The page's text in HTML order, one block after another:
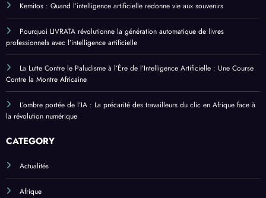
Kemitos : Quand l’intelligence artificielle redonne vie aux souvenirs
Pourquoi LIVRATA révolutionne la génération automatique de livres
professionnels avec l’intelligence artificielle
La Lutte Contre le Paludisme à l’Ère de l’Intelligence Artificielle : Une Course
Contre la Montre Africaine
L’ombre portée de l’IA : La précarité des travailleurs du clic en Afrique face à
la révolution numérique
CATEGORY
Actualités
Afrique